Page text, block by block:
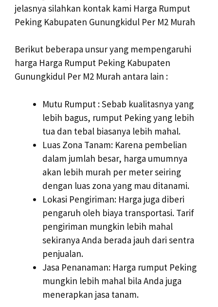
jelasnya silahkan kontak kami Harga Rumput
Peking Kabupaten Gunungkidul Per M2 Murah
Berikut beberapa unsur yang mempengaruhi
harga Harga Rumput Peking Kabupaten
Gunungkidul Per M2 Murah antara lain :
Mutu Rumput : Sebab kualitasnya yang
lebih bagus, rumput Peking yang lebih
tua dan tebal biasanya lebih mahal.
Luas Zona Tanam: Karena pembelian
dalam jumlah besar, harga umumnya
akan lebih murah per meter seiring
dengan luas zona yang mau ditanami.
Lokasi Pengiriman: Harga juga diberi
pengaruh oleh biaya transportasi. Tarif
pengiriman mungkin lebih mahal
sekiranya Anda berada jauh dari sentra
penjualan.
Jasa Penanaman: Harga rumput Peking
mungkin lebih mahal bila Anda juga
menerapkan jasa tanam.